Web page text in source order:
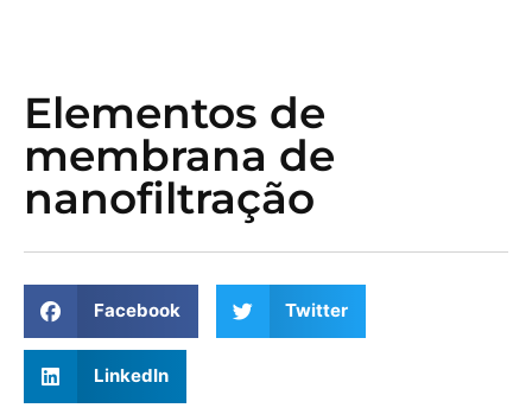
Elementos de
membrana de
nanofiltração
Facebook Twitter
LinkedIn